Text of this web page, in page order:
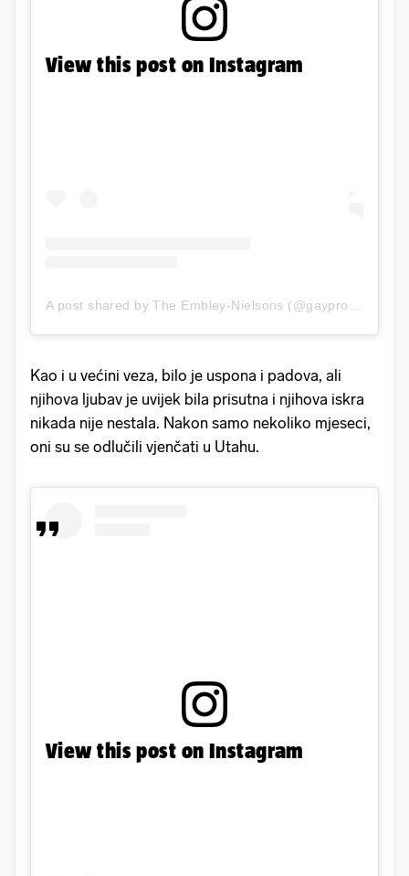
View this post on Instagram
Kao i u većini veza, bilo je uspona i padova, ali
njihova ljubav je uvijek bila prisutna i njihova iskra
nikada nije nestala. Nakon samo nekoliko mjeseci,
oni su se odlučili vjenčati u Utahu.
View this post on Instagram